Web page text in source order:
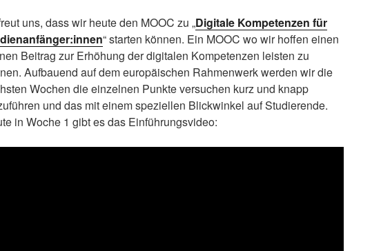
uns, dass wir heute den MOOC zu „Digitale Kompetenzen für
“ starten können. Ein MOOC wo wir hoffen einen
Beitrag zur Erhöhung der digitalen Kompetenzen leisten zu
Aufbauend auf dem europäischen Rahmenwerk werden wir die
Wochen die einzelnen Punkte versuchen kurz und knapp
und das mit einem speziellen Blickwinkel auf Studierende.
in Woche 1 gibt es das Einführungsvideo: